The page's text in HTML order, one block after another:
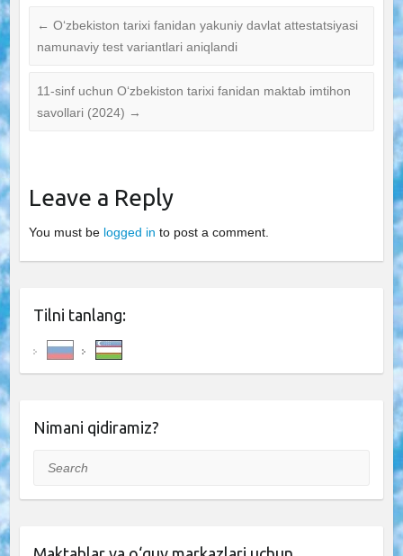
← O‘zbekiston tarixi fanidan yakuniy davlat attestatsiyasi
namunaviy test variantlari aniqlandi
11-sinf uchun O‘zbekiston tarixi fanidan maktab imtihon
savollari (2024) →
Leave a Reply
You must be logged in to post a comment.
Tilni tanlang:
Nimani qidiramiz?
Search